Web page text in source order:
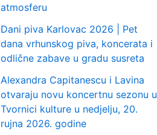
atmosferu
Dani piva Karlovac 2026 | Pet
dana vrhunskog piva, koncerata i
odlične zabave u gradu susreta
Alexandra Capitanescu i Lavina
otvaraju novu koncertnu sezonu u
Tvornici kulture u nedjelju, 20.
rujna 2026. godine